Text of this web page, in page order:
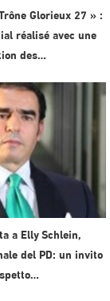
Glorieux 27 » :
réalisé avec une
des…
a Elly Schlein,
del PD: un invito